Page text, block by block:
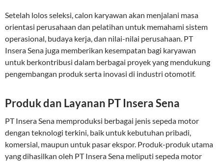
Setelah lolos seleksi, calon karyawan akan menjalani masa
orientasi perusahaan dan pelatihan untuk memahami sistem
operasional, budaya kerja, dan nilai-nilai perusahaan. PT
Insera Sena juga memberikan kesempatan bagi karyawan
untuk berkontribusi dalam berbagai proyek yang mendukung
pengembangan produk serta inovasi di industri otomotif.
Produk dan Layanan PT Insera Sena
PT Insera Sena memproduksi berbagai jenis sepeda motor
dengan teknologi terkini, baik untuk kebutuhan pribadi,
komersial, maupun untuk pasar ekspor. Produk-produk utama
yang dihasilkan oleh PT Insera Sena meliputi sepeda motor